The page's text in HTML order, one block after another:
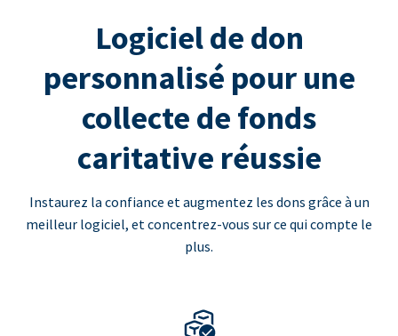
Logiciel de don
personnalisé pour une
collecte de fonds
caritative réussie
Instaurez la confiance et augmentez les dons grâce à un
meilleur logiciel, et concentrez-vous sur ce qui compte le
plus.